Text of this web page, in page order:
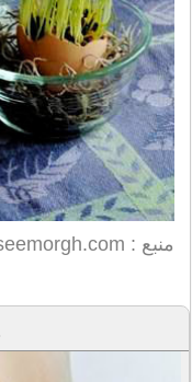
منبع : seemorgh.com